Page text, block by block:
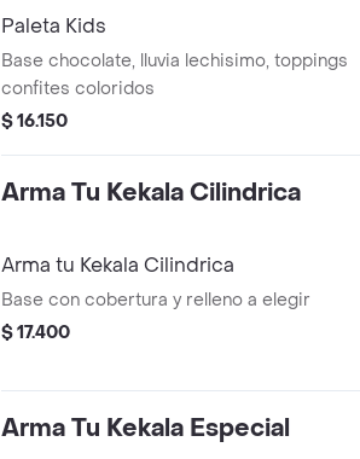
Paleta Kids
Base chocolate, lluvia lechisimo, toppings
confites coloridos
$ 16.150
Arma Tu Kekala Cilindrica
Arma tu Kekala Cilindrica
Base con cobertura y relleno a elegir
$ 17.400
Arma Tu Kekala Especial